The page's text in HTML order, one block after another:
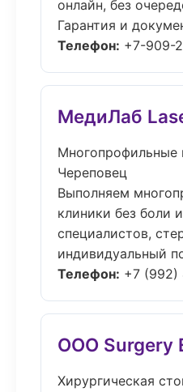
онлайн, без
Гарантия и
Телефон: +7-909-
МедиЛаб
Многопрофильные
Череповец
Выполняем
клиники без боли
специалистов,
индивидуальный
Телефон: +7 (992)
ООО Surgery
Хирургическая